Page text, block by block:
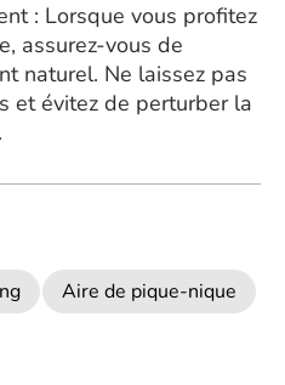
: Lorsque vous profitez
assurez-vous de
naturel. Ne laissez pas
et évitez de perturber la
Aire de pique-nique